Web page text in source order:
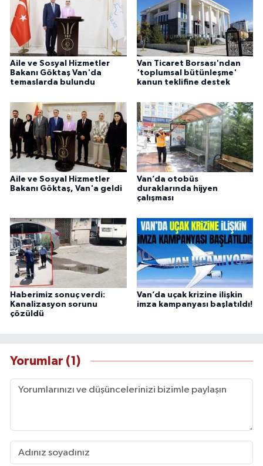
Aile ve Sosyal Hizmetler
Bakanı Göktaş Van'da
temaslarda bulundu
Van Ticaret Borsası'ndan
'toplumsal bütünleşme'
kanun teklifine destek
Aile ve Sosyal Hizmetler
Bakanı Göktaş, Van'a geldi
Van’da otobüs
duraklarında hijyen
çalışması
Haberimiz sonuç verdi:
Kanalizasyon sorunu
çözüldü
Van’da uçak krizine ilişkin
imza kampanyası başlatıldı!
Yorumlar (1)